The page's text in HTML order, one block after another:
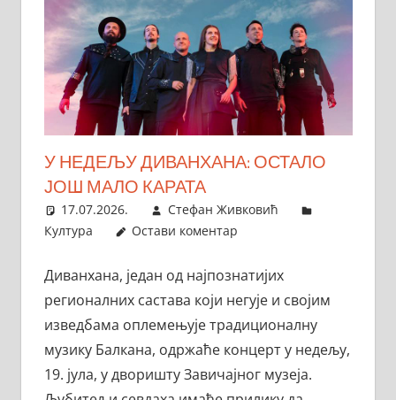
У НЕДЕЉУ ДИВАНХАНА: ОСТАЛО
ЈОШ МАЛО КАРАТА
17.07.2026.
Стефан Живковић
Култура
Остави коментар
Диванхана, један од најпознатијих
регионалних састава који негује и својим
изведбама оплемењује традиционалну
музику Балкана, одржаће концерт у недељу,
19. јула, у дворишту Завичајног музеја.